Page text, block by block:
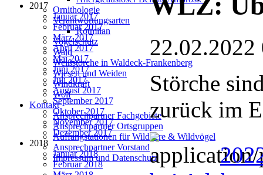
Ornithologie
Verantwortungsarten
Rotmilan
Vogelschutz
Wald
Weißstörche in Waldeck-Frankenberg
Wiesen und Weiden
Windkraft
Wolf
Kontakt
Ansprechpartner Fachgebiete
Ansprechpartner Ortsgruppen
Auffangstationen für Wildtiere & Wildvögel
Ansprechpartner Vorstand
Impressum und Datenschutz
2017
Januar 2017
Februar 2017
März 2017
April 2017
Mai 2017
Juni 2017
Juli 2017
August 2017
September 2017
Oktober 2017
November 2017
Dezember 2017
2018
Januar 2018
Februar 2018
22.02.2022
Störche
zurück im